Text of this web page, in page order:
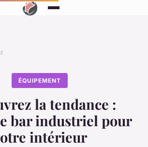
ÉQUIPEMENT
la tendance :
bar industriel pour
intérieur